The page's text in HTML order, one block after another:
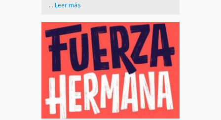
… Leer más